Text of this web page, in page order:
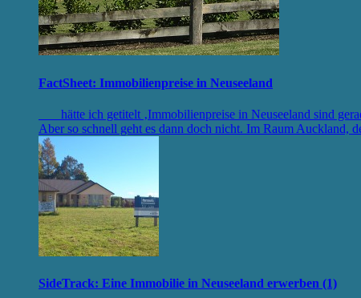
FactSheet: Immobilienpreise in Neuseeland
hätte ich getitelt ‚Immobilienpreise in Neuseeland sind
Aber so schnell geht es dann doch nicht. Im Raum Auckland,
SideTrack: Eine Immobilie in Neuseeland erwerben (1)